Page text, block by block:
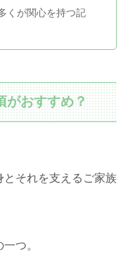
くが関心を持つ記
がおすすめ？
それを支えるご家族
つ。